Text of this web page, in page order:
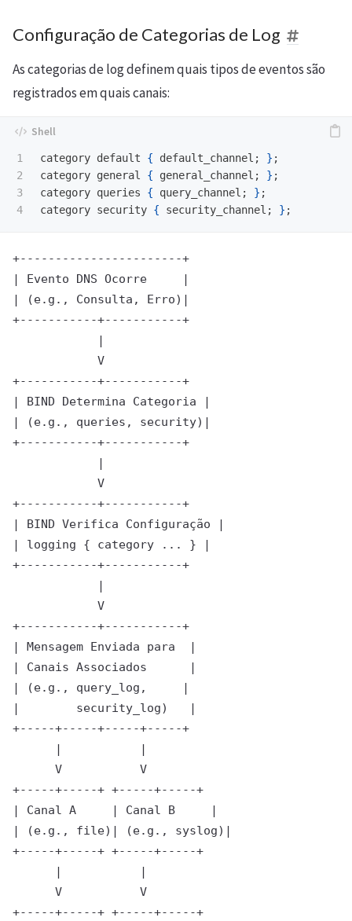
Configuração de Categorias de Log
As categorias de log definem quais tipos de eventos são
registrados em quais canais:
1
2
3
category default { default_channel ; } ;
category general { general_channel ; } ;
category queries { query_channel ; } ;
category security { security_channel ; } ;
+-----------------------+
| Evento DNS Ocorre     |
| (e.g., Consulta, Erro)|
+-----------+-----------+
            |
            V
+-----------+-----------+
| BIND Determina Categoria |
| (e.g., queries, security)|
+-----------+-----------+
            |
            V
+-----------+-----------+
| BIND Verifica Configuração |
| logging { category ... } |
+-----------+-----------+
            |
            V
+-----------+-----------+
| Mensagem Enviada para  |
| Canais Associados      |
| (e.g., query_log,     |
|        security_log)   |
+-----+-----+-----+-----+
      |           |
      V           V
+-----+-----+ +-----+-----+
| Canal A     | Canal B     |
| (e.g., file)| (e.g., syslog)|
+-----+-----+ +-----+-----+
      |           |
      V           V
+-----+-----+ +-----+-----+